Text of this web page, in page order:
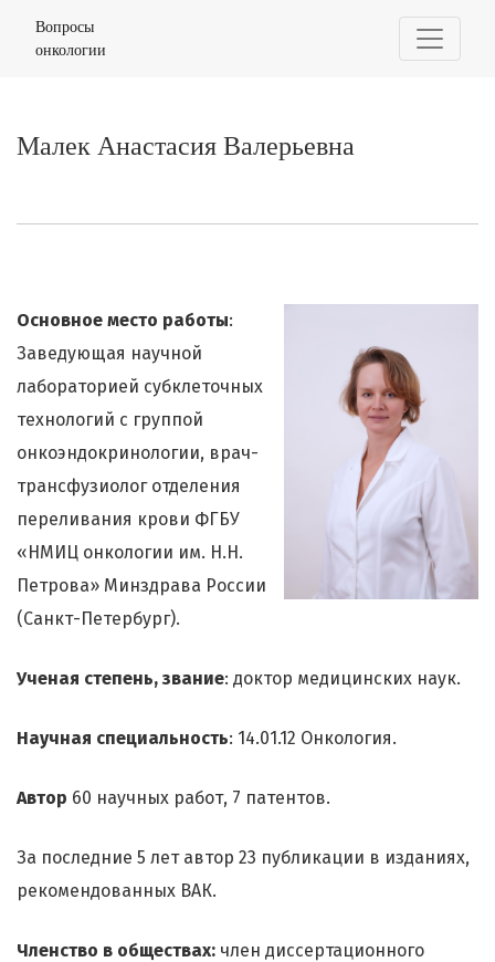
Вопросы
онкологии
Малек Анастасия Валерьевна
Основное место работы:
Заведующая научной
лабораторией субклеточных
технологий с группой
онкоэндокринологии, врач-
трансфузиолог отделения
переливания крови ФГБУ
«НМИЦ онкологии им. Н.Н.
Петрова» Минздрава России
(Санкт-Петербург).
Ученая степень, звание: доктор медицинских наук.
Научная специальность: 14.01.12 Онкология.
Автор 60 научных работ, 7 патентов.
За последние 5 лет автор 23 публикации в изданиях,
рекомендованных ВАК.
Членство в обществах: член диссертационного